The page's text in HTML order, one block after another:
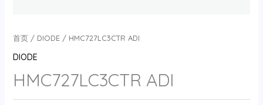
首页/ DIODE/ HMC727LC3CTR ADI
DIODE
HMC727LC3CTR ADI